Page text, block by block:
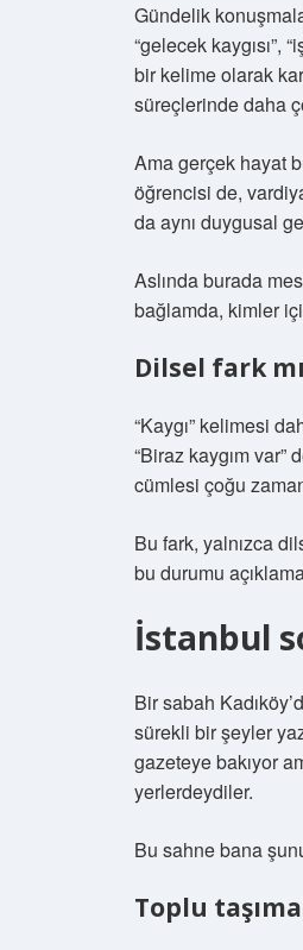
Gündelik
“gelecek kaygısı”,
bir kelime olarak
süreçlerinde daha
Ama gerçek hayat
öğrencisi de,
da aynı duygusal
Aslında burada
bağlamda, kimler
Dilsel fark
“Kaygı” kelimesi
“Biraz kaygım
cümlesi çoğu
Bu fark, yalnızca
bu durumu
İstanbul
Bir sabah
sürekli bir şeyler
gazeteye bakıyor
yerlerdeydiler.
Bu sahne bana
Toplu